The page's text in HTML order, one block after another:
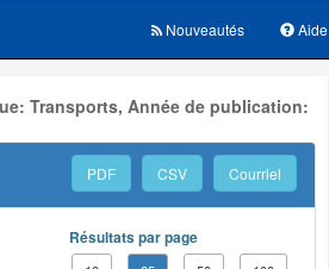
Aide
Nouveautés
Transports, Année de publication:
PDF CSV Courriel
Résultats par page